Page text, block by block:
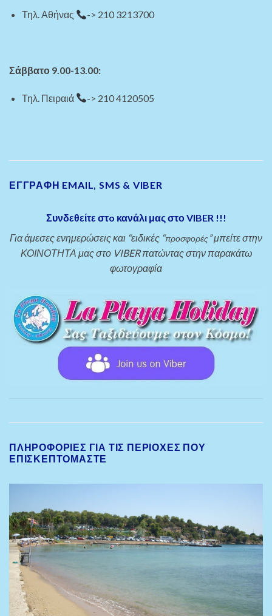
Τηλ. Αθήνας
-> 210 3213700
Σάββατο 9.00-13.00:
Τηλ. Πειραιά -> 210 4120505
ΕΓΓΡΑΦΗ EMAIL, SMS & VIBER
Συνδεθείτε στo κανάλι μας στο VIBER !!!
Για άμεσες ενημερώσεις και “ειδικές “προσφορές” μπείτε στην
ΚΟΙΝΟΤΗΤΑ μας στο VIBER πατώντας στην παρακάτω
φωτογραφία
ΠΛΗΡΟΦΟΡΙΕΣ ΓΙΑ ΤΙΣ ΠΕΡΙΟΧΈΣ ΠΟΥ
ΕΠΙΣΚΕΠΤΌΜΑΣΤΕ